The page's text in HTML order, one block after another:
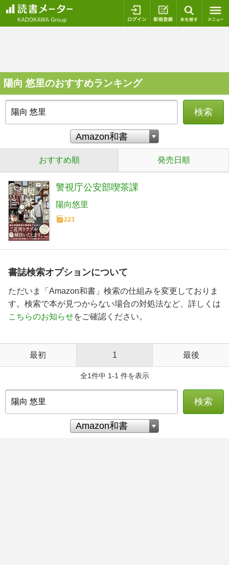
ログイン 新規登録
陽向 悠里のおすすめランキング
検索
おすすめ順 発売日順
警視庁公安部喫茶課
陽向悠里
223
書誌検索オプションについて
ただいま「Amazon和書」検索の仕組みを変更しておりま
す。検索で本が見つからない場合の対処法など、詳しくは
こちらのお知らせをご確認ください。
最初 1 最後
全1件中 1-1 件を表示
検索